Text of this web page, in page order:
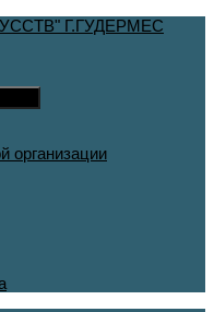
организации